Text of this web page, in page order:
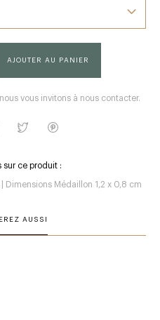
AJOUTER AU PANIER
vous invitons à nous contacter.
sur ce produit :
Médaillon 1,2 x 0,8 cm
AUSSI